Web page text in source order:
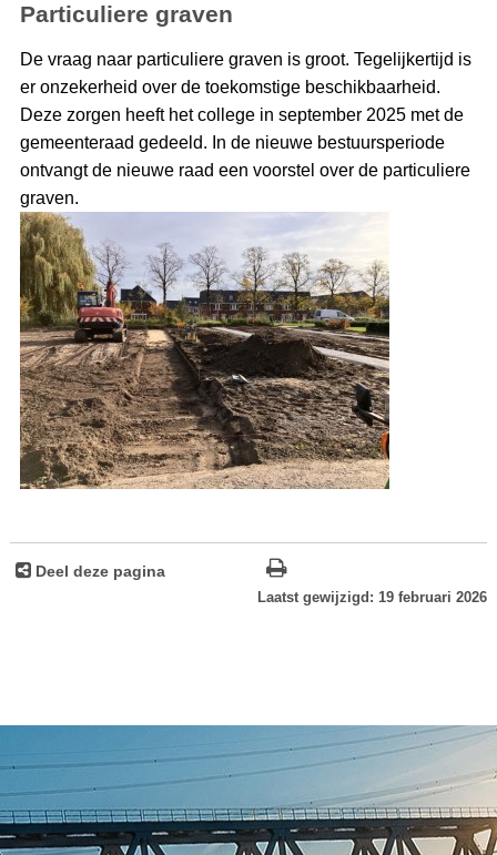
Particuliere graven
De vraag naar particuliere graven is groot. Tegelijkertijd is
er onzekerheid over de toekomstige beschikbaarheid.
Deze zorgen heeft het college in september 2025 met de
gemeenteraad gedeeld. In de nieuwe bestuursperiode
ontvangt de nieuwe raad een voorstel over de particuliere
graven.
Deel deze pagina
Laatst gewijzigd: 19 februari 2026